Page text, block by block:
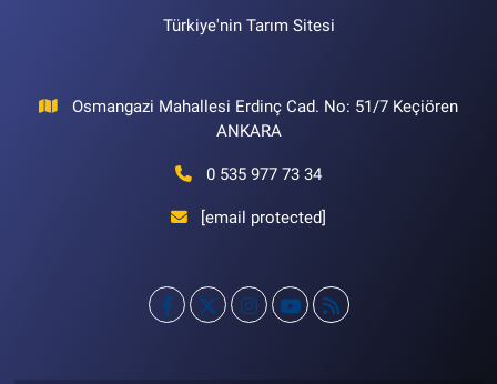
Türkiye'nin Tarım Sitesi
Osmangazi Mahallesi Erdinç Cad. No: 51/7 Keçiören
ANKARA
0 535 977 73 34
[email protected]